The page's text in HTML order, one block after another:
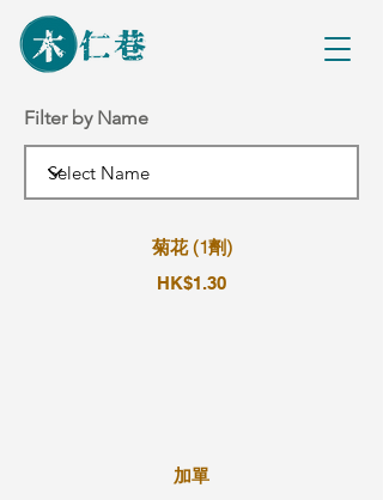
Filter by Name
菊花 (1劑)
HK$1.30
加單